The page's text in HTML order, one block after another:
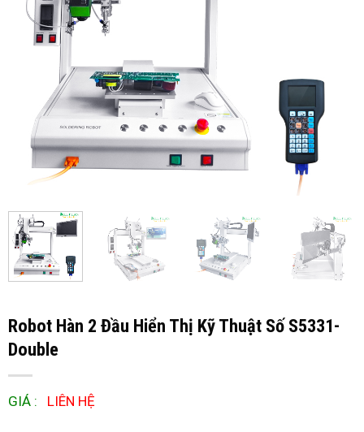
Robot Hàn 2 Đầu Hiển Thị Kỹ Thuật Số S5331-
Double
GIÁ : LIÊN HỆ